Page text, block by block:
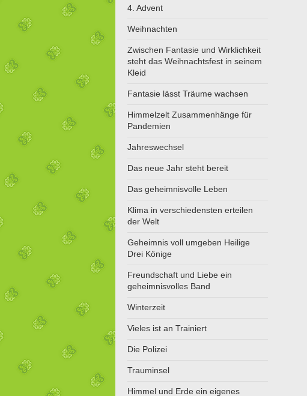
4. Advent
Weihnachten
Zwischen Fantasie und Wirklichkeit
steht das Weihnachtsfest in seinem
Kleid
Fantasie lässt Träume wachsen
Himmelzelt Zusammenhänge für
Pandemien
Jahreswechsel
Das neue Jahr steht bereit
Das geheimnisvolle Leben
Klima in verschiedensten erteilen
der Welt
Geheimnis voll umgeben Heilige
Drei Könige
Freundschaft und Liebe ein
geheimnisvolles Band
Winterzeit
Vieles ist an Trainiert
Die Polizei
Trauminsel
Himmel und Erde ein eigenes